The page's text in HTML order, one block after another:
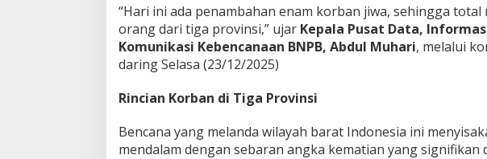
“Hari ini ada penambahan enam korban jiwa, sehingga total
orang dari tiga provinsi,” ujar Kepala Pusat Data,
Komunikasi Kebencanaan BNPB, Abdul Muhari, melalui
daring Selasa (23/12/2025)
Rincian Korban di Tiga Provinsi
Bencana yang melanda wilayah barat Indonesia ini
mendalam dengan sebaran angka kematian yang signifikan